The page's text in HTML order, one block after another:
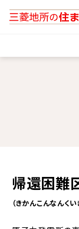
帰還困難
（きかんこんなんくい